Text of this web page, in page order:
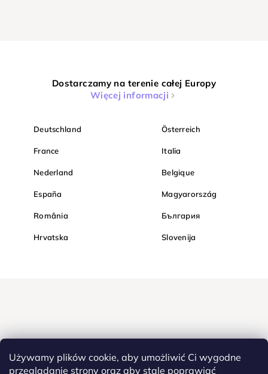
Używamy plików cookie, aby umożliwić Ci wygodne
przeglądanie strony oraz aby stale poprawiać
Dostarczamy na terenie całej Europy
Więcej informacji
Deutschland Österreich
France Italia
Nederland Belgique
España Magyarország
România България
Hrvatska Slovenija